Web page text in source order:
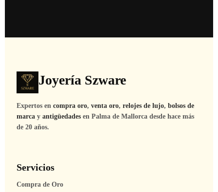
Joyería Szware
Expertos en compra oro, venta oro, relojes de lujo, bolsos de
marca y antigüedades en Palma de Mallorca desde hace más
de 20 años.
Servicios
Compra de Oro